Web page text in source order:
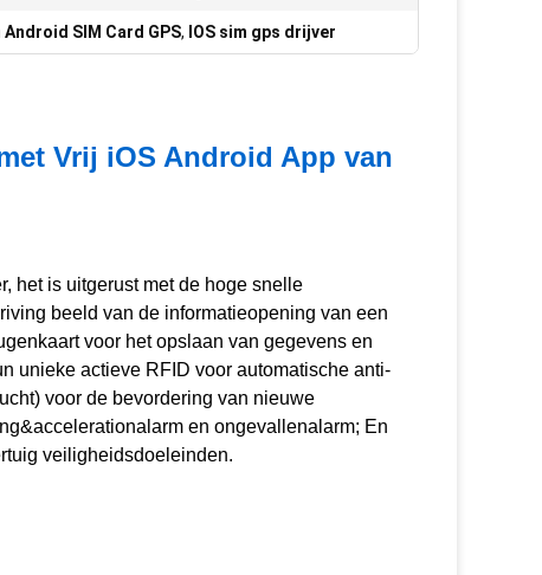
Android SIM Card GPS, IOS sim gps drijver
Vrij iOS Android App van
het is uitgerust met de hoge snelle
beeld van de informatieopening van een
voor het opslaan van gegevens en
unieke actieve RFID voor automatische anti-
voor de bevordering van nieuwe
en ongevallenalarm; En
veiligheidsdoeleinden.